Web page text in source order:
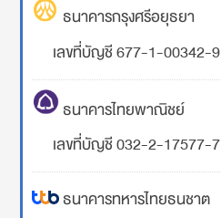
ธนาคารกรุงศรีอยุธยา
เลขที่บัญชี 677-1-00342-9
ธนาคารไทยพาณิชย์
เลขที่บัญชี 032-2-17577-7
ธนาคารทหารไทยธนชาต